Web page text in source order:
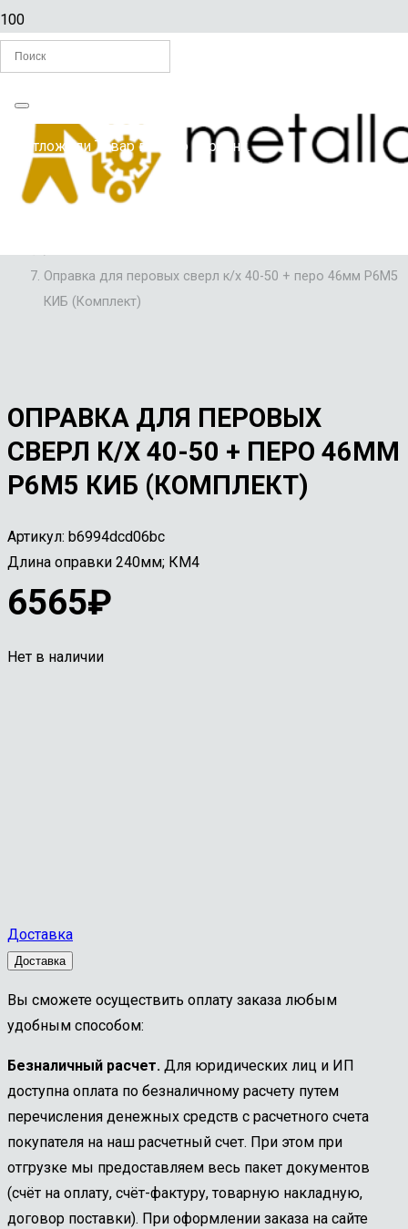
Вы отложилиТоварв свою корзину.
Главная
/
СВЕРЛА ПЕРОВЫЕ
Оправка для перовых сверл к/х 40-50 + перо 46мм Р6М5
КИБ (Комплект)
ОПРАВКА ДЛЯ ПЕРОВЫХ
СВЕРЛ К/Х 40-50 + ПЕРО 46ММ
Р6М5 КИБ (КОМПЛЕКТ)
Артикул: b6994dcd06bc
Длина оправки 240мм; КМ4
6565₽
Нет в наличии
Доставка
Доставка
Вы сможете осуществить оплату заказа любым
удобным способом:
Безналичный расчет. Для юридических лиц и ИП
доступна оплата по безналичному расчету путем
перечисления денежных средств с расчетного счета
покупателя на наш расчетный счет. При этом при
отгрузке мы предоставляем весь пакет документов
(счёт на оплату, счёт-фактуру, товарную накладную,
договор поставки). При оформлении заказа на сайте